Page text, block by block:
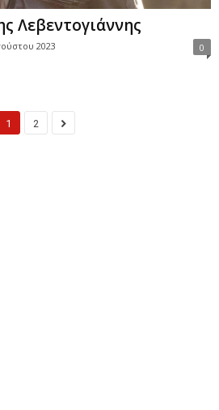
Λεβεντογιάννης
2023 0
1 2